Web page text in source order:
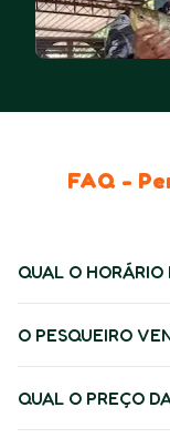
FAQ -
QUAL O
O PESQUEIRO
QUAL O PREÇO